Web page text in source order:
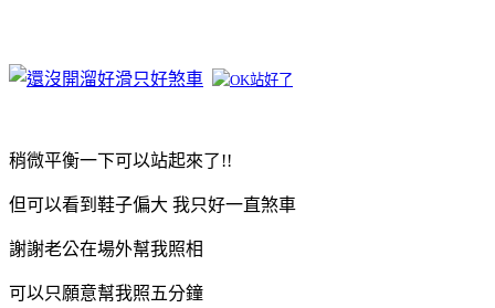
稍微平衡一下可以站起來了!!
但可以看到鞋子偏大 我只好一直煞車
謝謝老公在場外幫我照相
可以只願意幫我照五分鐘